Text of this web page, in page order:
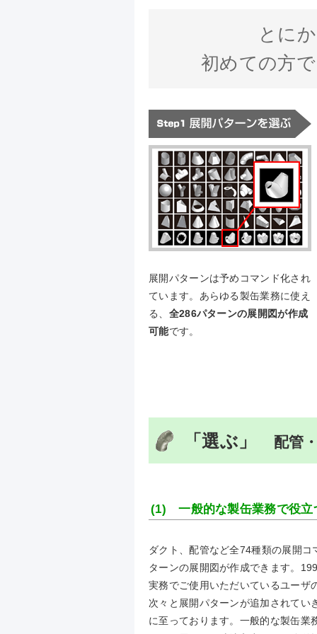
とに
初めての方
展開パターンは予めコマンド化され
ています。あらゆる製缶業務に使え
る、 全286パターンの展開図が作成
可能です。
「選ぶ」 配管
(1) 一般的な製缶業務で役立
ダクト、配管など全74種類の展開コ
ターンの展開図が作成できます。
実務でご使用いただいているユーザ
次々と展開パターンが追加されてい
に至っております。一般的な製缶業